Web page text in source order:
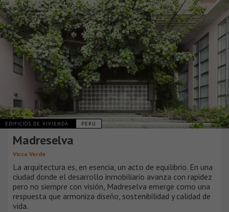
EDIFICIOS DE VIVIENDA PERÚ
Madreselva
Vicca Verde
La arquitectura es, en esencia, un acto de equilibrio. En una
ciudad donde el desarrollo inmobiliario avanza con rapidez
pero no siempre con visión, Madreselva emerge como una
respuesta que armoniza diseño, sostenibilidad y calidad de
vida.